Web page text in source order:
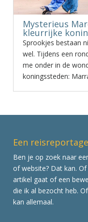
Mysterieus
kleurrijke
Sprookjes bestaan
wel. Tijdens een
me onder in de
koningssteden:
Een
Ben je op zoek naar
of website? Dat kan.
artikel gaat of een
die ik al bezocht heb.
kan allemaal.